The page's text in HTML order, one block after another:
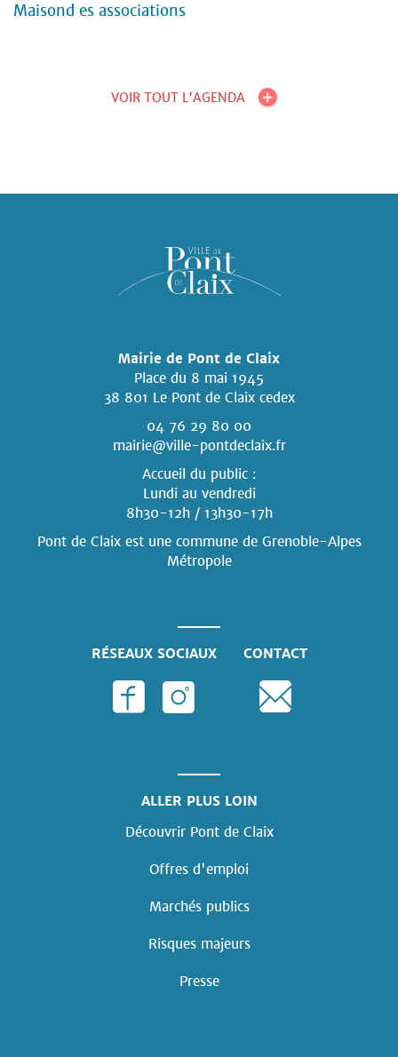
Maisond es associations
VOIR TOUT L'AGENDA
Mairie de Pont de Claix
Place du 8 mai 1945
38 801 Le Pont de Claix cedex
04 76 29 80 00
mairie@ville-pontdeclaix.fr
Accueil du public :
Lundi au vendredi
8h30-12h / 13h30-17h
Pont de Claix est une commune de Grenoble-Alpes
Métropole
RÉSEAUX SOCIAUX CONTACT
ALLER PLUS LOIN
Découvrir Pont de Claix
Offres d'emploi
Marchés publics
Risques majeurs
Presse